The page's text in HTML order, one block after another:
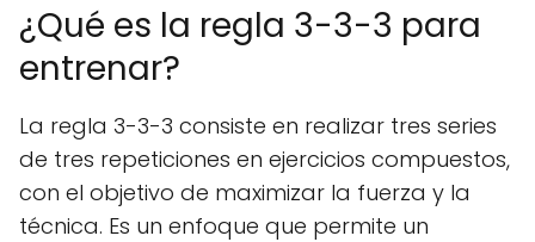
¿Qué es la regla 3-3-3 para
entrenar?
La regla 3-3-3 consiste en realizar tres series
de tres repeticiones en ejercicios compuestos,
con el objetivo de maximizar la fuerza y la
técnica. Es un enfoque que permite un